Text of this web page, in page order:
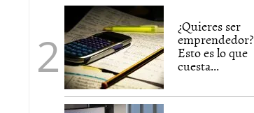
¿Quieres ser
emprendedor?
Esto es lo que
cuesta...